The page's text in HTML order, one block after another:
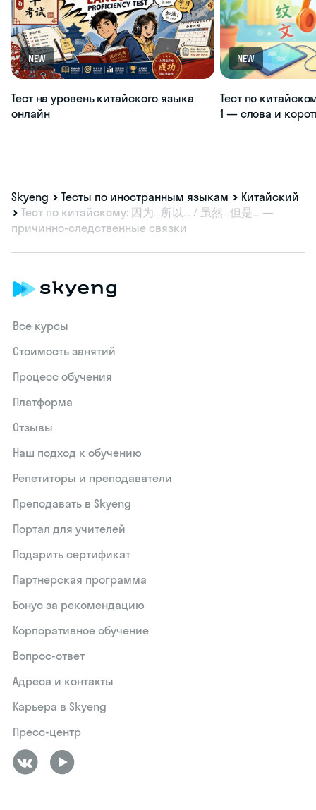
NEW
Тест на уровень китайского языка
онлайн
NEW
Тест по
1 — слова и
Skyeng Тесты по иностранным языкам
Китайский
Тест по китайскому: 因为…所以… / 虽然…但是… —
причинно-следственные связки
Все курсы
Стоимость занятий
Процесс обучения
Платформа
Отзывы
Наш подход к обучению
Репетиторы и преподаватели
Преподавать в Skyeng
Портал для учителей
Подарить сертификат
Партнерская программа
Бонус за рекомендацию
Корпоративное обучение
Вопрос-ответ
Адреса и контакты
Карьера в Skyeng
Пресс-центр